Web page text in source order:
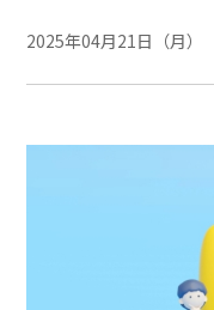
2025年04月21日（月）